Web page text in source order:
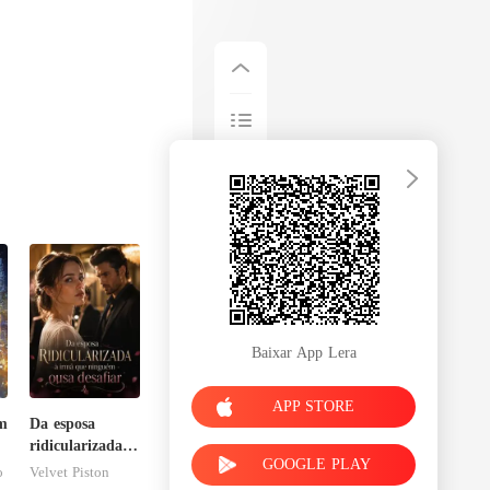
Da esposa
ridicularizada à
irmã que
Velvet Piston
Baixar App Lera
APP STORE
GOOGLE PLAY